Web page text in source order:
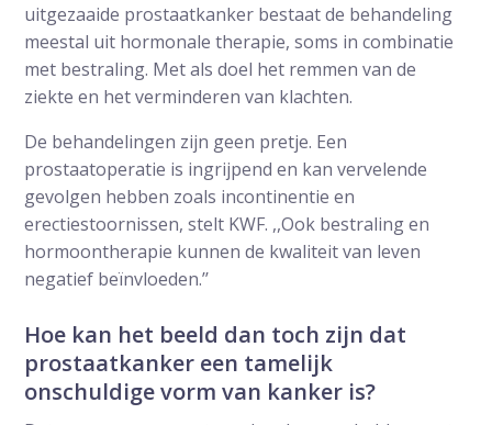
uitgezaaide prostaatkanker bestaat de behandeling
meestal uit hormonale therapie, soms in combinatie
met bestraling. Met als doel het remmen van de
ziekte en het verminderen van klachten.
De behandelingen zijn geen pretje. Een
prostaatoperatie is ingrijpend en kan vervelende
gevolgen hebben zoals incontinentie en
erectiestoornissen, stelt KWF. ,,Ook bestraling en
hormoontherapie kunnen de kwaliteit van leven
negatief beïnvloeden.’’
Hoe kan het beeld dan toch zijn dat
prostaatkanker een tamelijk
onschuldige vorm van kanker is?